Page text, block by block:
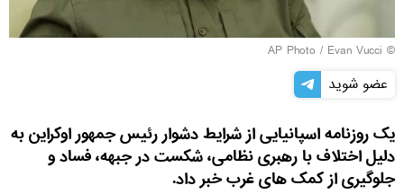
© AP Photo / Evan Vucci
عضو شوید
یک روزنامه اسپانیایی از شرایط دشوار رئیس جمهور اوکراین به
دلیل اختلاف با رهبری نظامی، شکست در جبهه، فساد و
جلوگیری از کمک های غرب خبر داد.